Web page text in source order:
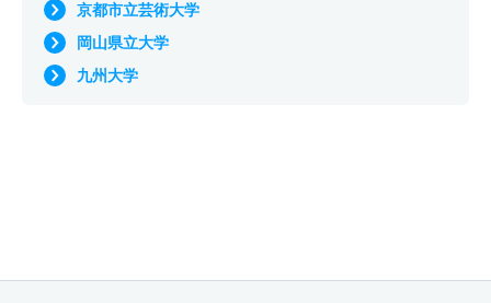
京都市立芸術大学
岡山県立大学
九州大学